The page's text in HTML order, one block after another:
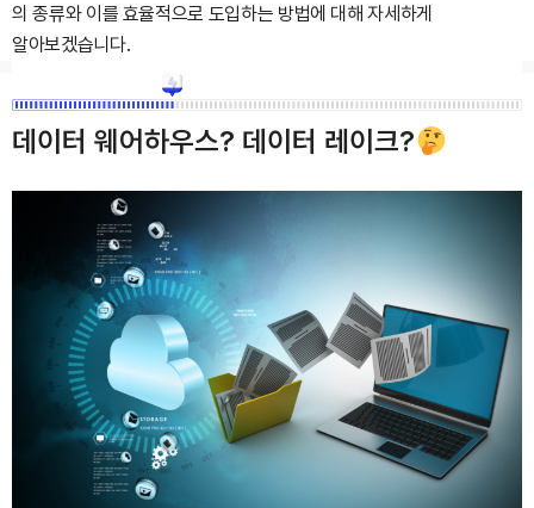
의 종류와 이를 효율적으로 도입하는 방법에 대해 자세하게
알아보겠습니다.
데이터 웨어하우스? 데이터 레이크?